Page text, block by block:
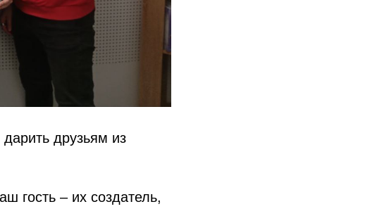
друзьям из
гость – их создатель,